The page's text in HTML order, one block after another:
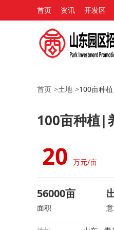
首页 资讯 开发区
首页 >土地 >100亩种
100亩种植|
20 万元/亩
56000亩
面积